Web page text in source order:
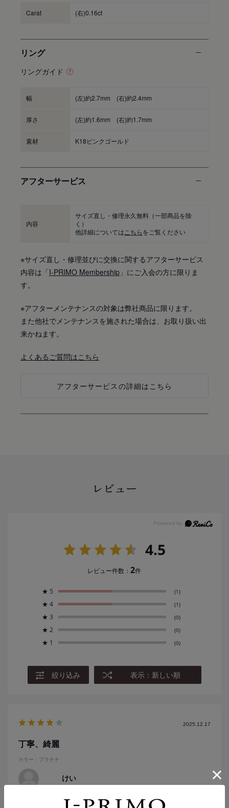
Carat (右)0.16ct
リング
リングガイド
幅 (左)約2.7mm (右)約2.4mm
厚さ (左)約1.6mm (右)約1.7mm
素材 K18ピンクゴールド
アフターサービス
内容
サイズ直し・修理永久無料（一部商品を除
く）
他詳細については こちらをご覧ください
※サイズ直し・修理並びに交換に関するアフターサービス
内容は「I-PRIMO Membership 」にご入会の方に限りま
す。
※アフターメンテナンスの対象は弊社商品に限ります。
また他社でメンテナンスを施された場合は、お取り扱い出
来かねます。
よくあるご質問はこちら
アフターサービスの詳細はこちら
レビュー
4.5
レビュー件数：2件
★ 5 (1)
★ 4 (1)
★ 3 (0)
★ 2 (0)
★ 1 (0)
絞り込み 表示：新しい順
2025.12.17
丁寧、綺麗
カラー：プラチナ
けい